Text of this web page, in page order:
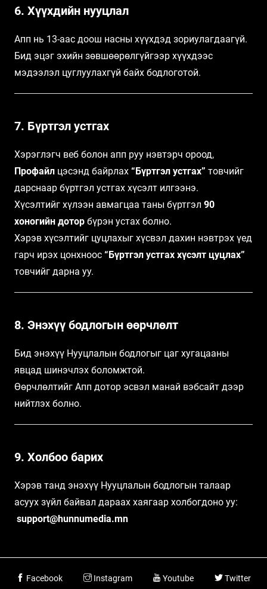
6. Хүүхдийн нууцлал
Апп нь 13-аас доош насны хүүхдэд зориулагдаагүй.
Бид эцэг эхийн зөвшөөрөлгүйгээр хүүхдээс
мэдээлэл цуглуулахгүй байх бодлоготой.
7. Бүртгэл устгах
Хэрэглэгч веб болон апп руу нэвтэрч ороод,
Профайл цэсэнд байрлах“Бүртгэл устгах” товчийг
дарснаар бүртгэл устгах хүсэлт илгээнэ.
Хүсэлтийг хүлээн авмагцаа таны бүртгэл90
хоногийн дотор бүрэн устах болно.
Хэрэв хүсэлтийг цуцлахыг хүсвэл дахин нэвтрэх үед
гарч ирэх цонхноос“Бүртгэл устгах хүсэлт цуцлах”
товчийг дарна уу.
8. Энэхүү бодлогын өөрчлөлт
Бид энэхүү Нууцлалын бодлогыг цаг хугацааны
явцад шинэчлэх боломжтой.
Өөрчлөлтийг Апп дотор эсвэл манай вэбсайт дээр
нийтлэх болно.
9. Холбоо барих
Хэрэв танд энэхүү Нууцлалын бодлогын талаар
асуух зүйл байвал дараах хаягаар холбогдоно уу:
support@hunnumedia.mn
Facebook Instagram Youtube Twitter